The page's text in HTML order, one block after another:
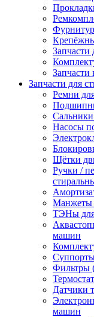
Запчасти
Запчасти
Запчасти для
Ремни
Насосы
Щётки
Ручки /
Манжеты
ТЭНы
машин
Фильтры
Датчики
машин